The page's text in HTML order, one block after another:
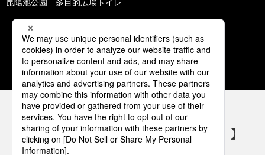
1 2 3 4 5
パナソニックの電気設備 SNSアカウント